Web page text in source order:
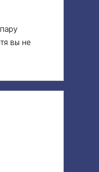
вы не